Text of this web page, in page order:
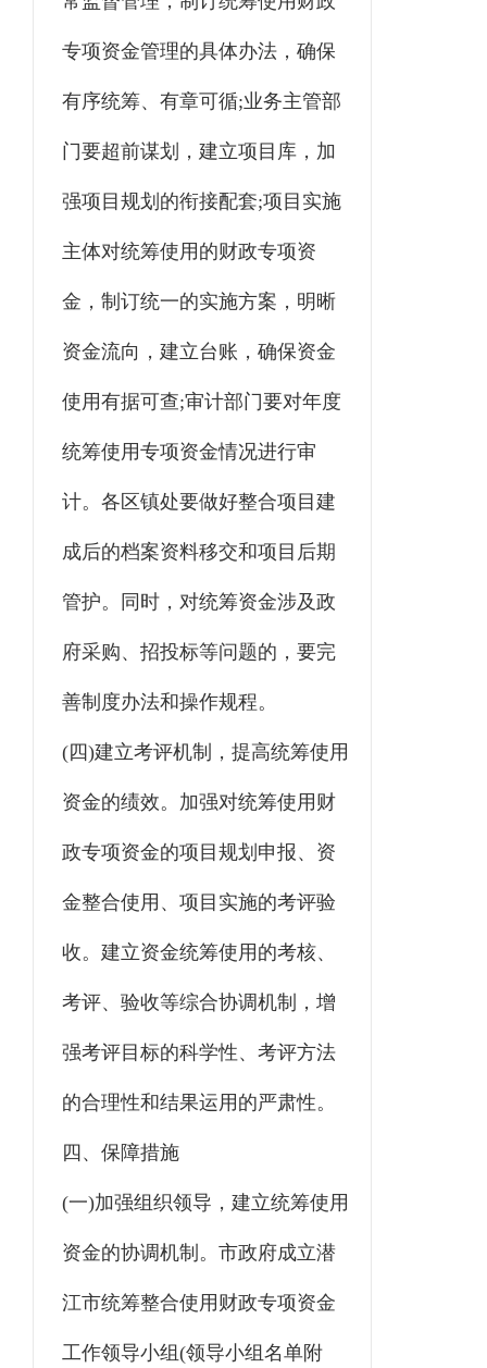
专项资金管理的具体办法，确保
有序统筹、有章可循;业务主管部
门要超前谋划，建立项目库，加
强项目规划的衔接配套;项目实施
主体对统筹使用的财政专项资
金，制订统一的实施方案，明晰
资金流向，建立台账，确保资金
使用有据可查;审计部门要对年度
统筹使用专项资金情况进行审
计。各区镇处要做好整合项目建
成后的档案资料移交和项目后期
管护。同时，对统筹资金涉及政
府采购、招投标等问题的，要完
善制度办法和操作规程。
(四)建立考评机制，提高统筹使用
资金的绩效。加强对统筹使用财
政专项资金的项目规划申报、资
金整合使用、项目实施的考评验
收。建立资金统筹使用的考核、
考评、验收等综合协调机制，增
强考评目标的科学性、考评方法
的合理性和结果运用的严肃性。
四、保障措施
(一)加强组织领导，建立统筹使用
资金的协调机制。市政府成立潜
江市统筹整合使用财政专项资金
工作领导小组(领导小组名单附